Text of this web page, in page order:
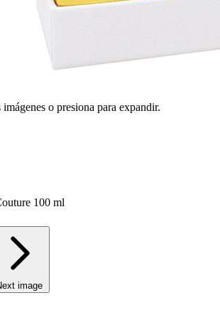
o presiona para expandir.
image